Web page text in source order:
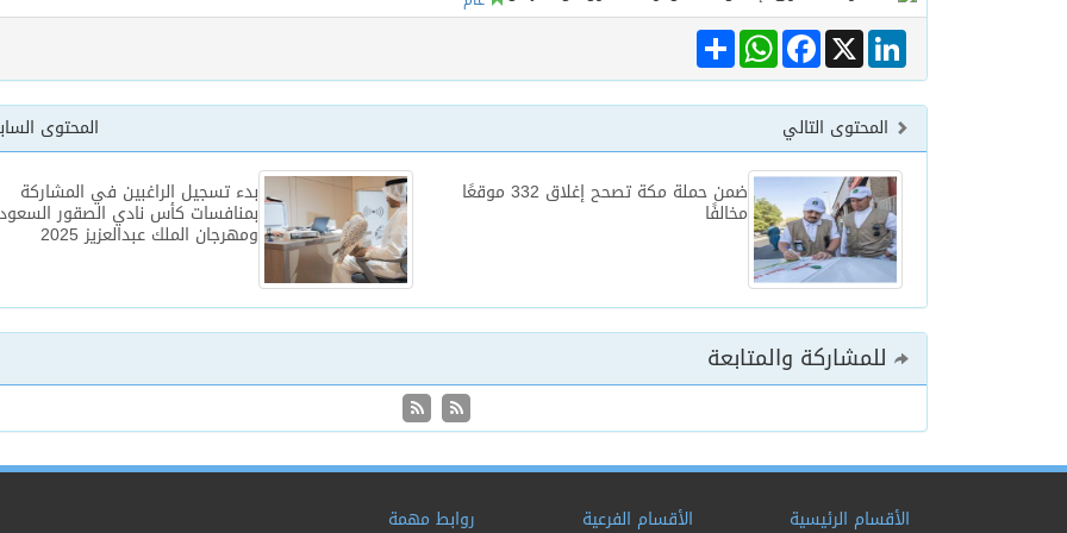
Share
WhatsAppFacebook X
LinkedIn
المحتوى
المحتوى التالي
بدء تسجيل الراغبين في المشاركة
بمنافسات كأس نادي الصقور
ومهرجان الملك عبدالعزيز 2025
ضمن حملة مكة تصحح إغلاق 332 موقعًا
مخالفًا
للمشاركة والمتابعة
الأقسام الرئيسية الأقسام الفرعية روابط مهمة